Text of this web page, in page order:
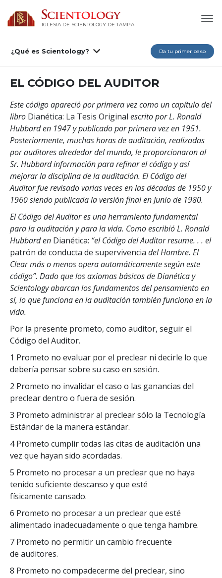
IGLESIA DE SCIENTOLOGY DE TAMPA
¿Qué es Scientology? Da tu primer paso
EL CÓDIGO DEL AUDITOR
Este código apareció por primera vez como un capítulo del
libro Dianética: La Tesis Original escrito por L. Ronald
Hubbard en 1947 y publicado por primera vez en 1951.
Posteriormente, muchas horas de auditación, realizadas
por auditores alrededor del mundo, le proporcionaron al
Sr. Hubbard información para refinar el código y así
mejorar la disciplina de la auditación. El Código del
Auditor fue revisado varias veces en las décadas de 1950 y
1960 siendo publicada la versión final en Junio de 1980.
El Código del Auditor es una herramienta fundamental
para la auditación y para la vida. Como escribió L. Ronald
Hubbard en Dianética: “el Código del Auditor resume. . . el
patrón de conducta de supervivencia del Hombre. El
Clear más o menos opera automáticamente según este
código”. Dado que los axiomas básicos de Dianética y
Scientology abarcan los fundamentos del pensamiento en
sí, lo que funciona en la auditación también funciona en la
vida.
Por la presente prometo, como auditor, seguir el
Código del Auditor.
1 Prometo no evaluar por el preclear ni decirle lo que
debería pensar sobre su caso en sesión.
2 Prometo no invalidar el caso o las ganancias del
preclear dentro o fuera de sesión.
3 Prometo administrar al preclear sólo la Tecnología
Estándar de la manera estándar.
4 Prometo cumplir todas las citas de auditación una
vez que hayan sido acordadas.
5 Prometo no procesar a un preclear que no haya
tenido suficiente descanso y que esté
físicamente cansado.
6 Prometo no procesar a un preclear que esté
alimentado inadecuadamente o que tenga hambre.
7 Prometo no permitir un cambio frecuente
de auditores.
8 Prometo no compadecerme del preclear, sino